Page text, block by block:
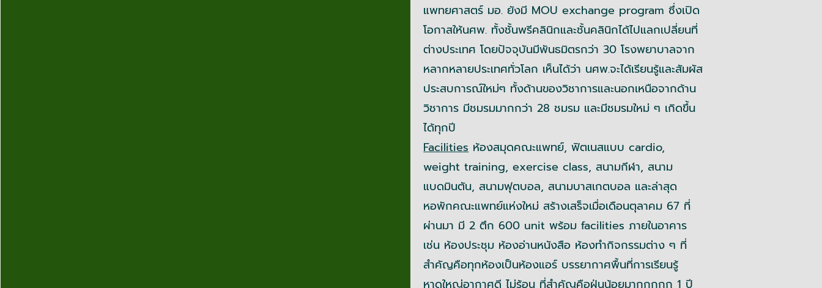
แพทยศาสตร์ มอ. ยังมี MOU exchange program ซึ่งเปิด
โอกาสให้นศพ. ทั้งชั้นพรีคลินิกและชั้นคลินิกได้ไปแลกเปลี่ยนที่
ต่างประเทศ โดยปัจจุบันมีพันธมิตรกว่า 30 โรงพยาบาลจาก
หลากหลายประเทศทั่วโลก เห็นได้ว่า นศพ.จะได้เรียนรู้และสัมผัส
ประสบการณ์ใหม่ๆ ทั้งด้านของวิชาการและนอกเหนือจากด้าน
วิชาการ มีชมรมมากกว่า 28 ชมรม และมีชมรมใหม่ ๆ เกิดขึ้น
ได้ทุกปี
Facilitiesห้องสมุดคณะแพทย์, ฟิตเนสแบบ cardio,
weight training, exercise class, สนามกีฬา, สนาม
แบดมินตัน, สนามฟุตบอล, สนามบาสเกตบอล และล่าสุด
หอพักคณะแพทย์แห่งใหม่ สร้างเสร็จเมื่อเดือนตุลาคม 67 ที่
ผ่านมา มี 2 ตึก 600 unit พร้อม facilities ภายในอาคาร
เช่น ห้องประชุม ห้องอ่านหนังสือ ห้องทำกิจกรรมต่าง ๆ ที่
สำคัญคือทุกห้องเป็นห้องแอร์ บรรยากาศพื้นที่การเรียนรู้
หาดใหญ่อากาศดี ไม่ร้อน ที่สำคัญคือฝุ่นน้อยมากกกกก 1 ปี